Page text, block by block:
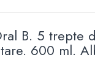
B. 5 trepte
600 ml.